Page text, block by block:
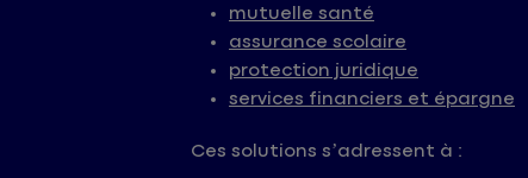
mutuelle santé
assurance scolaire
protection juridique
services financiers et épargne
Ces solutions s’adressent à :